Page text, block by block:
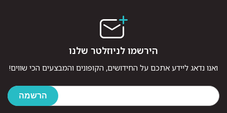
הירשמו לניוזלטר שלנו
ואנו נדאג ליידע אתכם על החידושים, הקופונים והמבצעים הכי שווים!